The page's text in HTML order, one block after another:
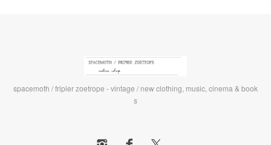
spacemoth / fripier zoetrope - vintage / new clothing, music, cinema & book
s